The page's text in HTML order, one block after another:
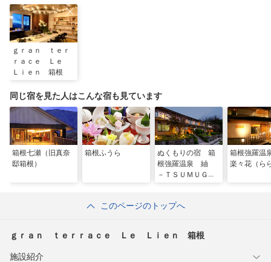
ｇｒａｎ ｔｅｒ
ｒａｃｅ Ｌｅ
Ｌｉｅｎ 箱根
同じ宿を見た人はこんな宿も見ています
箱根七瀬（旧真奈
邸箱根）
箱根ふうら
ぬくもりの宿 箱
根強羅温泉 紬
－ＴＳＵＭＵＧＩ
箱根強羅
楽々花（ら
このページのトップへ
ｇｒａｎ ｔｅｒｒａｃｅ Ｌｅ Ｌｉｅｎ 箱根
施設紹介